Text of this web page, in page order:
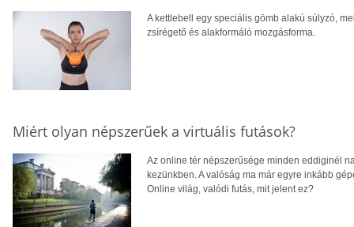
A kettlebell egy speciális gömb alakú súlyzó,
zsírégető és alakformáló mozgásforma.
Miért olyan népszerűek a virtuális futások?
Az online tér népszerűsége minden eddiginél
kezünkben. A valóság ma már egyre inkább
Online világ, valódi futás, mit jelent ez?